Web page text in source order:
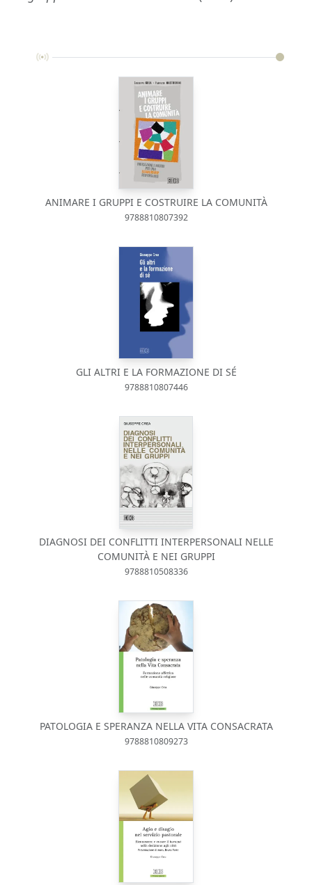
ANIMARE I GRUPPI E COSTRUIRE LA COMUNITÀ
9788810807392
GLI ALTRI E LA FORMAZIONE DI SÉ
9788810807446
DIAGNOSI DEI CONFLITTI INTERPERSONALI NELLE
COMUNITÀ E NEI GRUPPI
9788810508336
PATOLOGIA E SPERANZA NELLA VITA CONSACRATA
9788810809273